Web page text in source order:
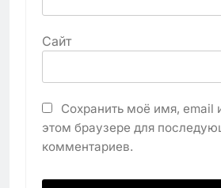
Сайт
Сохранить моё имя, email
этом браузере для
комментариев.